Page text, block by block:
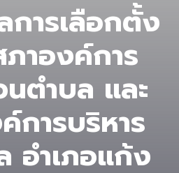
การเลือกตั้ง
าองค์การ
นตำบล และ
การบริหาร
อำเภอแก้ง